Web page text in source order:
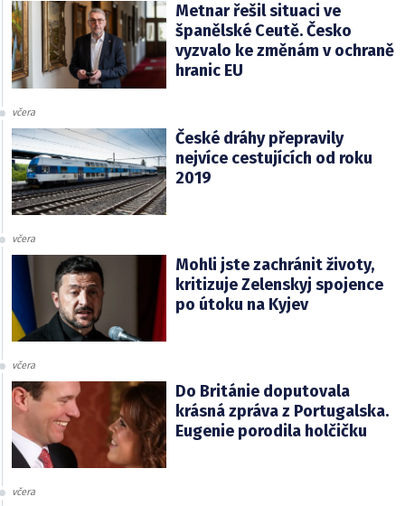
Metnar řešil situaci ve
španělské Ceutě. Česko
vyzvalo ke změnám v ochraně
hranic EU
včera
České dráhy přepravily
nejvíce cestujících od roku
2019
včera
Mohli jste zachránit životy,
kritizuje Zelenskyj spojence
po útoku na Kyjev
včera
Do Británie doputovala
krásná zpráva z Portugalska.
Eugenie porodila holčičku
včera